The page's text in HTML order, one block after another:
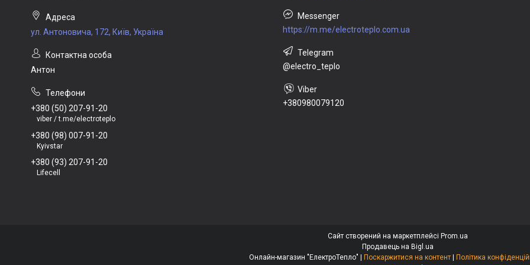
ул. Антоновича, 172, Київ, Україна
Антон
+380 (50) 207-91-20
viber / t.me/electroteplo
+380 (98) 007-91-20
Kyivstar
+380 (93) 207-91-20
Lifecell
https://m.me/electroteplo.com.ua
@electro_teplo
+380980079120
Сайт створений на маркетплейсі Prom.ua
Продавець на Bigl.ua
Поскаржитися на контент
Політика